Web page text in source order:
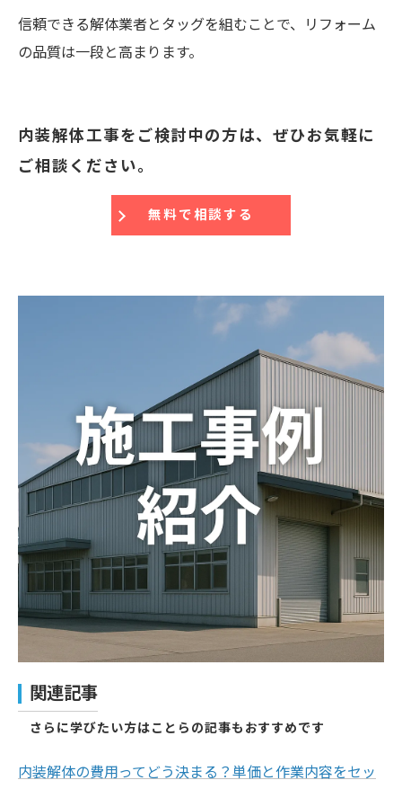
信頼できる解体業者とタッグを組むことで、リフォーム
の品質は一段と高まります。
内装解体工事をご検討中の方は、ぜひお気軽に
ご相談ください。
無料で相談する
関連記事
さらに学びたい方はことらの記事もおすすめです
内装解体の費用ってどう決まる？単価と作業内容をセッ